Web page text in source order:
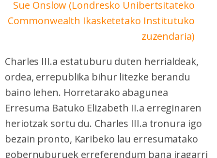
Sue Onslow (Londresko Unibertsitateko
Commonwealth Ikasketetako Institutuko
zuzendaria)
Charles III.a estatuburu duten herrialdeak,
ordea, errepublika bihur litezke berandu
baino lehen. Horretarako abagunea
Erresuma Batuko Elizabeth II.a erreginaren
heriotzak sortu du. Charles III.a tronura igo
bezain pronto, Karibeko lau erresumatako
gobernuburuek erreferendum bana iragarri